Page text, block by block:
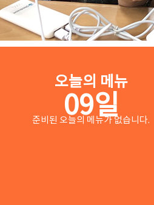
오늘의 메뉴
09일
준비된 오늘의 메뉴가 없습니다.